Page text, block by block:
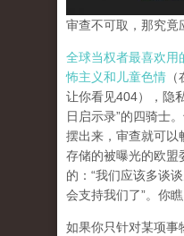
审查不可取，那究竟
全球当权者最喜欢用
怖主义和儿童色情
让你看见404），隐
日启示录”的四骑士
摆出来，审查就可以
存储的被曝光的欧盟
的：“我们应该多谈
会支持我们了”。你
如果你只针对某项事